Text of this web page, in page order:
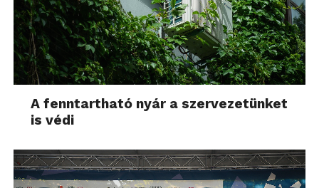
A fenntartható nyár a szervezetünket
is védi